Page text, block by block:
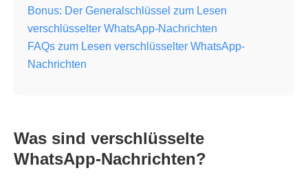
Bonus: Der Generalschlüssel zum Lesen
verschlüsselter WhatsApp-Nachrichten
FAQs zum Lesen verschlüsselter WhatsApp-
Nachrichten
Was sind verschlüsselte
WhatsApp-Nachrichten?